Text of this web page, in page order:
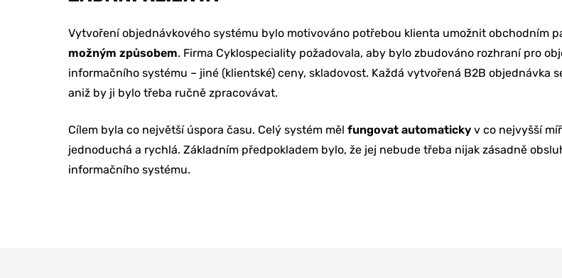
REFERENCE
O NÁS
KONTAKTY
Vytvoření objednávkového systému bylo motivováno potřebou klienta umožnit obchodním
možným způsobem. Firma Cyklospeciality požadovala, aby bylo zbudováno rozhraní pro
informačního systému – jiné (klientské) ceny, skladovost. Každá vytvořená B2B
aniž by ji bylo třeba ručně zpracovávat.
Cílem byla co největší úspora času. Celý systém měl fungovat automaticky v co nejvyšší
jednoduchá a rychlá. Základním předpokladem bylo, že jej nebude třeba nijak zásadně
informačního systému.